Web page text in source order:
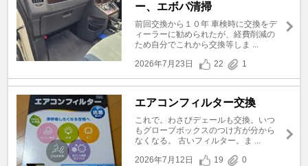
ー、エボパ清掃
前回交換から１０年 車検時に交換をデ
ィーラーに勧められたが、経費削減の
ため自分でこれから交換等しま ...
2026年7月23日
22 1
エアコンフィルター交換
これで。わさびデェールも交換。いつ
もグローブボックスのつけ方が分から
なくなる。 古いフィルター。ま ...
2026年7月12日
19 0